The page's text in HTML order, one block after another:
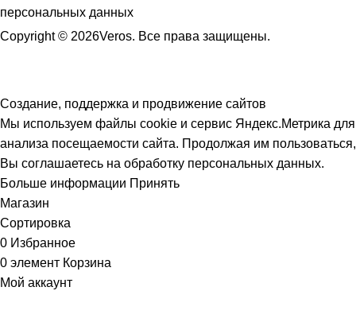
персональных данных
Copyright © 2026Veros. Все права защищены.
Создание, поддержка и продвижение сайтов
Мы используем файлы cookie и сервис Яндекс.Метрика для
анализа посещаемости сайта. Продолжая им пользоваться,
Вы соглашаетесь на обработку персональных данных.
Больше информации Принять
Магазин
Сортировка
0 Избранное
0 элемент Корзина
Мой аккаунт